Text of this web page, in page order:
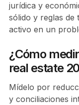
jurídica y
sólido y reglas de
activo en un
¿Cómo
real estate
Mídelo por
y conciliaciones